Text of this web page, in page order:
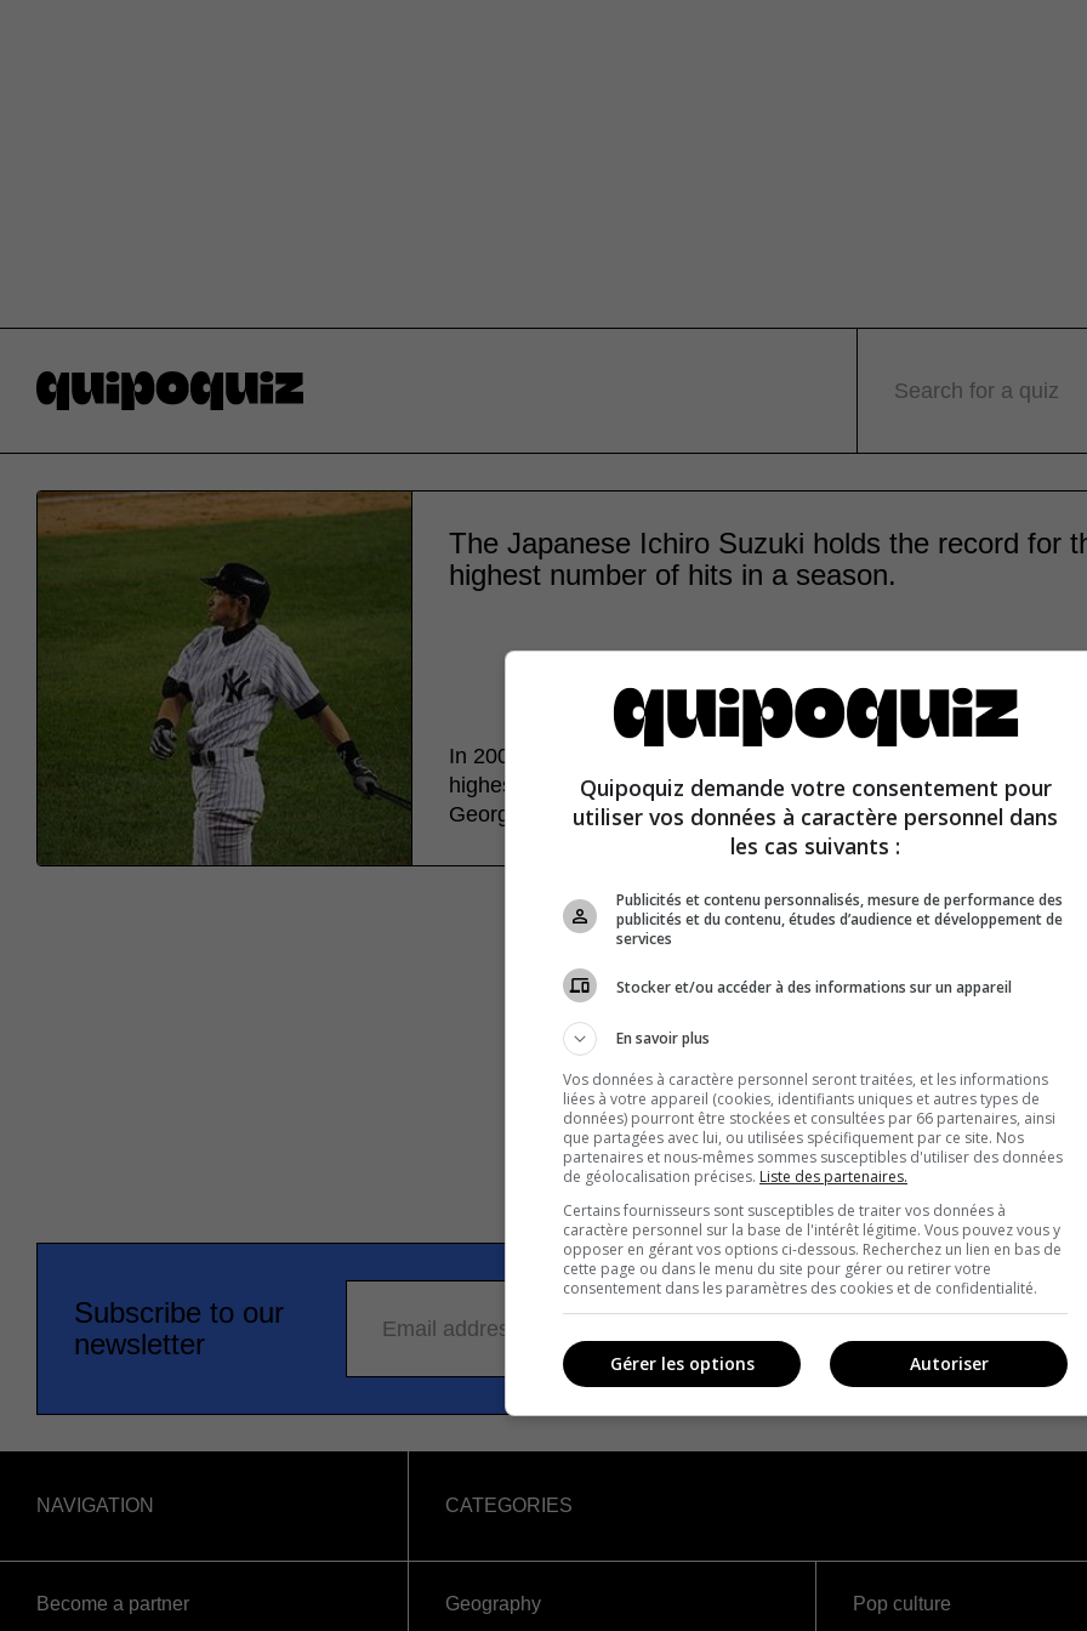
Search for a quiz
The Japanese Ichiro Suzuki holds the record for
highest number of hits in a season.
In 2004, with 262 hits, the Japanese Ichiro Suzuki set the record
highest number of hits in a season. The previous record was in
George Sisler, of the St. Louis Browns, hit 257 hits.
Subscribe to our
newsletter
Email address
NAVIGATION
Become a partner
CATEGORIES
Geography
Pop culture
Quipoquiz demande votre consentement pour
utiliser vos données à caractère personnel dans
les cas suivants :
Publicités et contenu personnalisés, mesure de performance des
publicités et du contenu, études d’audience et développement de
services
Stocker et/ou accéder à des informations sur un appareil
En savoir plus
Vos données à caractère personnel seront traitées, et les informations
liées à votre appareil (cookies, identifiants uniques et autres types de
données) pourront être stockées et consultées par 66 partenaires, ainsi
que partagées avec lui, ou utilisées spécifiquement par ce site. Nos
partenaires et nous-mêmes sommes susceptibles d'utiliser des données
de géolocalisation précises. Liste des partenaires.
Certains fournisseurs sont susceptibles de traiter vos données à
caractère personnel sur la base de l'intérêt légitime. Vous pouvez vous y
opposer en gérant vos options ci-dessous. Recherchez un lien en bas de
cette page ou dans le menu du site pour gérer ou retirer votre
consentement dans les paramètres des cookies et de confidentialité.
Autoriser
Gérer les options